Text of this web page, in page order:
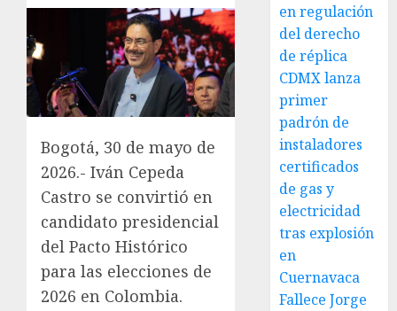
Bogotá, 30 de mayo de
2026.- Iván Cepeda
Castro se convirtió en
candidato presidencial
del Pacto Histórico
para las elecciones de
2026 en Colombia.
en regulación
del derecho
de réplica
CDMX lanza
primer
padrón de
instaladores
certificados
de gas y
electricidad
tras explosión
en
Cuernavaca
Fallece Jorge